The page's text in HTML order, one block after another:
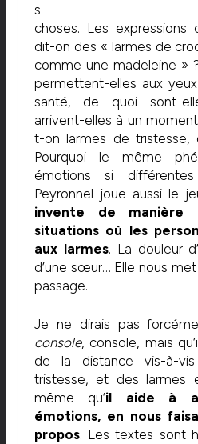
s
choses. Les expressions
dit-on des « larmes de
comme une madeleine »
permettent-elles aux
santé, de quoi sont-
arrivent-elles à un
t-on larmes de
Pourquoi le même
émotions si
Peyronnel joue aussi le
invente de manière
situations où les
aux larmes. La douleur
d’une sœur… Elle nous
passage.
Je ne dirais pas
console, console, mais
de la distance vis-à-
tristesse, et des larmes
même qu’il aide à
émotions, en nous
propos. Les textes sont